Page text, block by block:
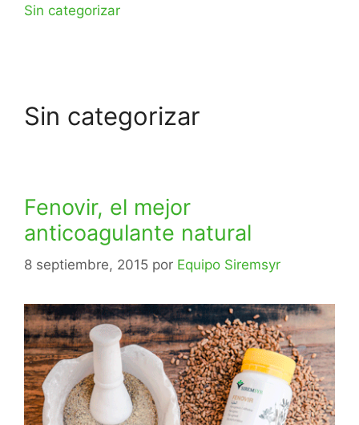
Sin categorizar
Fenovir, el mejor
anticoagulante natural
8 septiembre, 2015 por Equipo Siremsyr
Sin categorizar